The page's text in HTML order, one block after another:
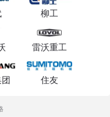
柳工
雷沃重工
住友